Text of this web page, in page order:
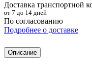
Доставка транспортной
от 7 до 14 дней
По согласованию
Подробнее о доставке
Описание